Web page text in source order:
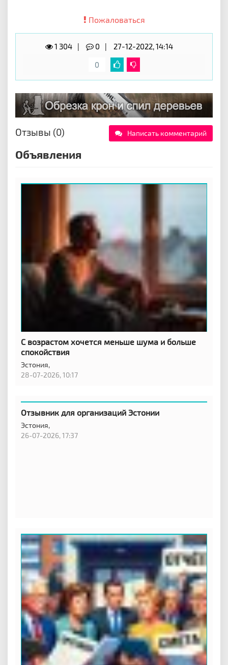
Пожаловаться
1 304 0
27-12-2022, 14:14
0
Отзывы (0) Написать комментарий
Объявления
С возрастом хочется меньше шума и больше
спокойствия
Эстония,
28-07-2026, 10:17
Отзывник для организаций Эстонии
Эстония,
26-07-2026, 17:37